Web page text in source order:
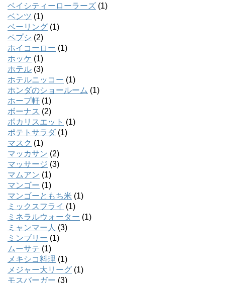
ベイシティーローラーズ (1)
ベンツ (1)
ベーリング (1)
ペプシ (2)
ホイコーロー (1)
ホッケ (1)
ホテル (3)
ホテルニッコー (1)
ホンダのショールーム (1)
ホープ軒 (1)
ボーナス (2)
ポカリスエット (1)
ポテトサラダ (1)
マスク (1)
マッカサン (2)
マッサージ (3)
マムアン (1)
マンゴー (1)
マンゴーともち米 (1)
ミックスフライ (1)
ミネラルウォーター (1)
ミャンマー人 (3)
ミンブリー (1)
ムーサテ (1)
メキシコ料理 (1)
メジャー大リーグ (1)
モスバーガー (3)